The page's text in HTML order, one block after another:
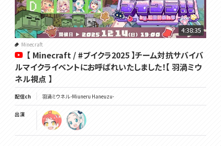
4:38:35
Minecraft
【 Minecraft / #ブイクラ2025 】チーム対抗サバイバ
ルマイクライベントにお呼ばれいたしました！【 羽渦ミウ
ネル視点 】
配信ch 羽渦ミウネル -Miuneru Haneuzu-
出演